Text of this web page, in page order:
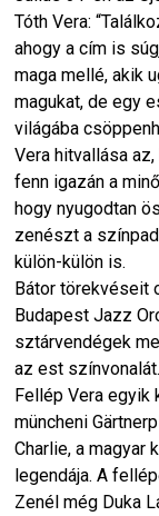
Tóth Vera:
ahogy a cím is
maga mellé, akik
magukat, de egy
világába
Vera hitvallása
fenn igazán a
hogy nyugodtan
zenészt a
külön-külön is.
Bátor törekvéseit
Budapest Jazz
sztárvendégek
az est színvonalát.
Fellép Vera egyik
müncheni
Charlie, a magyar
legendája. A
Zenél még Duka